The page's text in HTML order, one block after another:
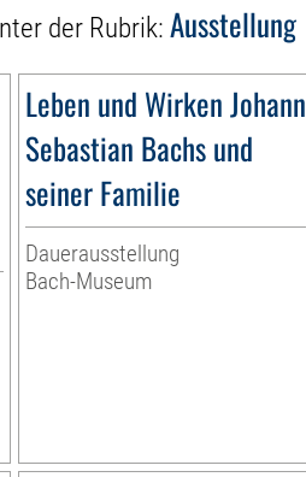
der Rubrik:Ausstellung
Leben und Wirken Johann
Sebastian Bachs und
seiner Familie
Dauerausstellung
Bach-Museum